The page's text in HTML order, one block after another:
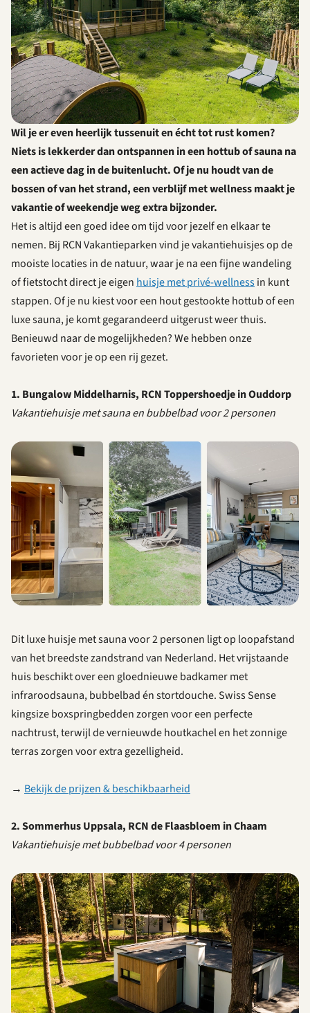
Wil je er even heerlijk tussenuit en écht tot rust komen?
Niets is lekkerder dan ontspannen in een hottub of sauna na
een actieve dag in de buitenlucht. Of je nu houdt van de
bossen of van het strand, een verblijf met wellness maakt je
vakantie of weekendje weg extra bijzonder.
Het is altijd een goed idee om tijd voor jezelf en elkaar te
nemen. Bij RCN Vakantieparken vind je vakantiehuisjes op de
mooiste locaties in de natuur, waar je na een fijne wandeling
of fietstocht direct je eigen huisje met privé-wellnessin kunt
stappen. Of je nu kiest voor een hout gestookte hottub of een
luxe sauna, je komt gegarandeerd uitgerust weer thuis.
Benieuwd naar de mogelijkheden? We hebben onze
favorieten voor je op een rij gezet.
1. Bungalow Middelharnis, RCN Toppershoedje in Ouddorp
Vakantiehuisje met sauna en bubbelbad voor 2 personen
Dit luxe huisje met sauna voor 2 personen ligt op loopafstand
van het breedste zandstrand van Nederland. Het vrijstaande
huis beschikt over een gloednieuwe badkamer met
infraroodsauna, bubbelbad én stortdouche. Swiss Sense
kingsize boxspringbedden zorgen voor een perfecte
nachtrust, terwijl de vernieuwde houtkachel en het zonnige
terras zorgen voor extra gezelligheid.
→ Bekijk de prijzen & beschikbaarheid
2. Sommerhus Uppsala, RCN de Flaasbloem in Chaam
Vakantiehuisje met bubbelbad voor 4 personen